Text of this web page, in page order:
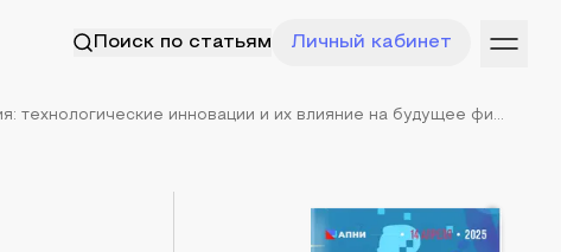
Поиск по статьям Личный кабинет
технологические инновации и их влияние на будущее фи...